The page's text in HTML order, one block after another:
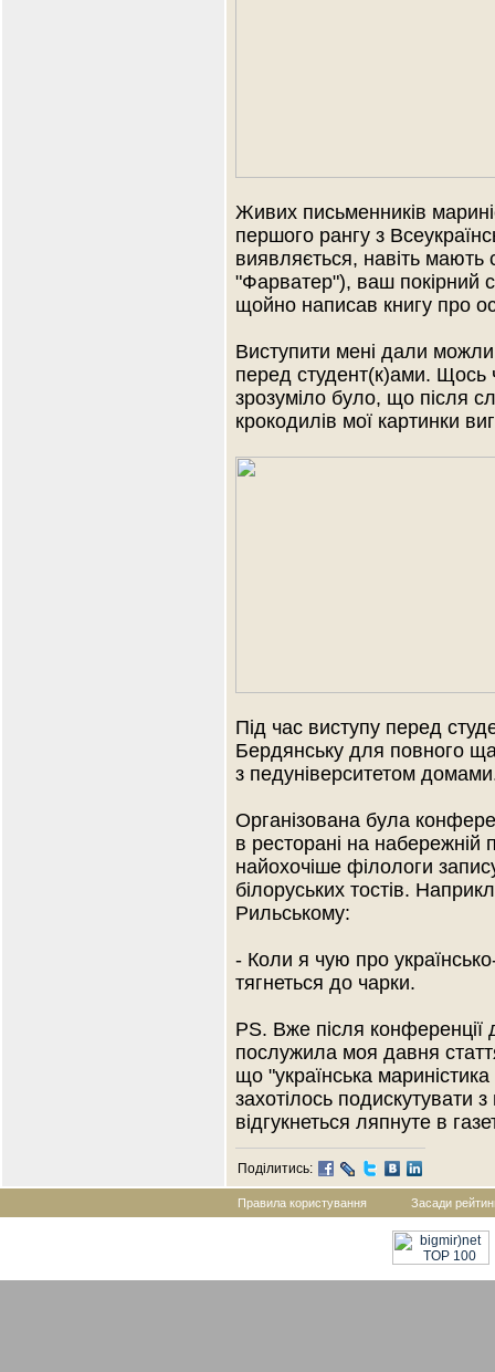
Живих письменників
першого рангу з
виявляється, навіть мають
"Фарватер"), ваш покірний
щойно написав книгу про
Виступити мені дали
перед студент(к)ами. Щось
зрозуміло було, що після
крокодилів мої картинки
Під час виступу перед
Бердянську для повного
з педуніверситетом
Організована була
в ресторані на
найохочіше філологи
білоруських тостів.
Рильському:
- Коли я чую про
тягнеться до чарки.
PS. Вже після
послужила моя давня
що "українська
захотілось подискутувати
відгукнеться ляпнуте в
Поділитись:
Правила користування Засади